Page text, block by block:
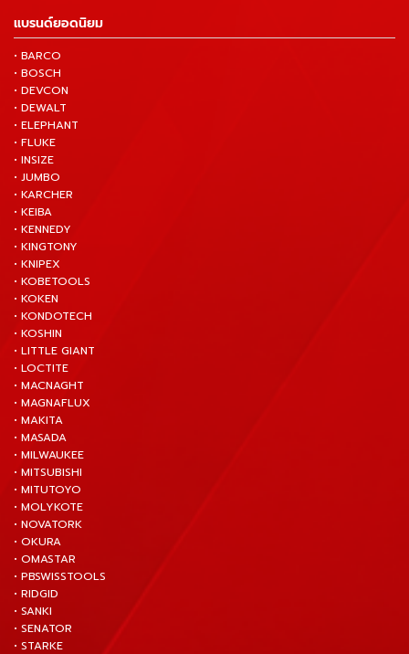
แบรนด์ยอดนิยม
• BARCO
• BOSCH
• DEVCON
• DEWALT
• ELEPHANT
• FLUKE
• INSIZE
• JUMBO
• KARCHER
• KEIBA
• KENNEDY
• KINGTONY
• KNIPEX
• KOBETOOLS
• KOKEN
• KONDOTECH
• KOSHIN
• LITTLE GIANT
• LOCTITE
• MACNAGHT
• MAGNAFLUX
• MAKITA
• MASADA
• MILWAUKEE
• MITSUBISHI
• MITUTOYO
• MOLYKOTE
• NOVATORK
• OKURA
• OMASTAR
• PBSWISSTOOLS
• RIDGID
• SANKI
• SENATOR
• STARKE